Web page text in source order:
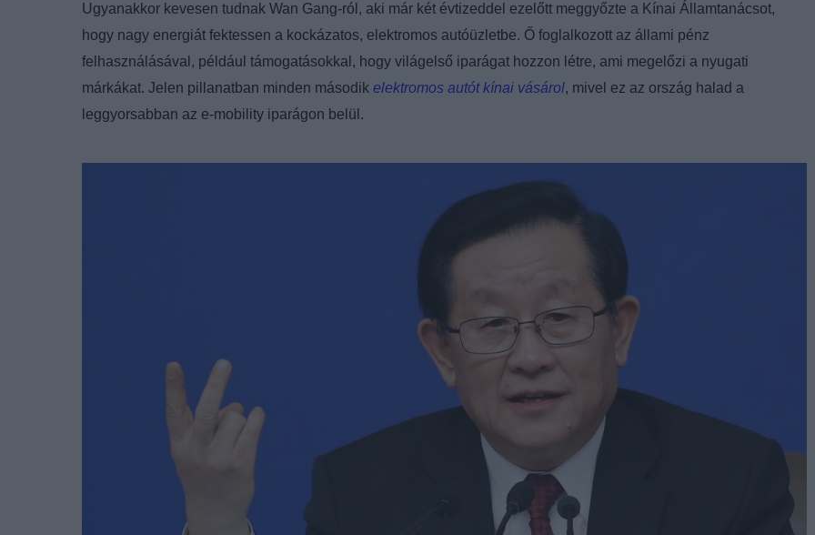
Ugyanakkor kevesen tudnak Wan Gang-ról, aki már két évtizeddel ezelőtt meggyőzte a Kínai Államtanácsot,
hogy nagy energiát fektessen a kockázatos, elektromos autóüzletbe. Ő foglalkozott az állami pénz
felhasználásával, például támogatásokkal, hogy világelső iparágat hozzon létre, ami megelőzi a nyugati
márkákat. Jelen pillanatban minden második elektromos autót kínai vásárol, mivel ez az ország halad a
leggyorsabban az e-mobility iparágon belül.